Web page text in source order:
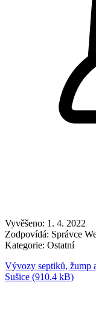
Vyvěšeno: 1. 4. 2022
Zodpovídá: Správce
Kategorie: Ostatní
Vývozy septiků, žump
Sušice (910.4 kB)